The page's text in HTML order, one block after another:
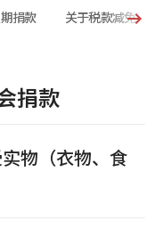
捐款 关于税款减免
捐款
物（衣物、食